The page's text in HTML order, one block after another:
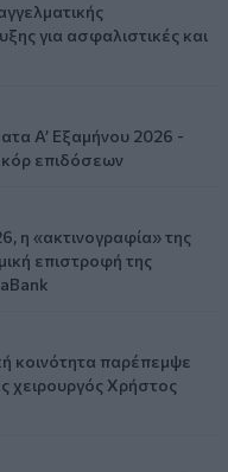
για ασφαλιστικές και
A’ Εξαμήνου 2026 -
επιδόσεων
η «ακτινογραφία» της
επιστροφή της
κοινότητα παρέπεμψε
χειρουργός Χρήστος